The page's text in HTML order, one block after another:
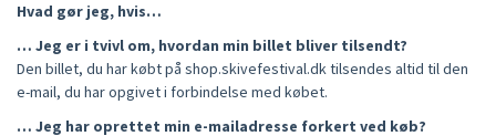
FAQ
Hvad gør jeg, hvis…
… Jeg er i tvivl om, hvordan min billet bliver tilsendt?
Den billet, du har købt på shop.skivefestival.dk tilsendes altid til den
e-mail, du har opgivet i forbindelse med købet.
… Jeg har oprettet min e-mailadresse forkert ved køb?